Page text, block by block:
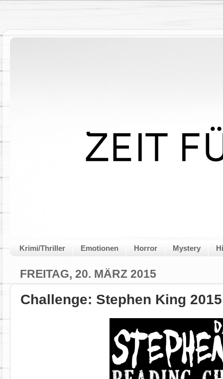
Krimi/Thriller Emotionen Horror Mystery
FREITAG, 20. MÄRZ 2015
Challenge: Stephen King 2015